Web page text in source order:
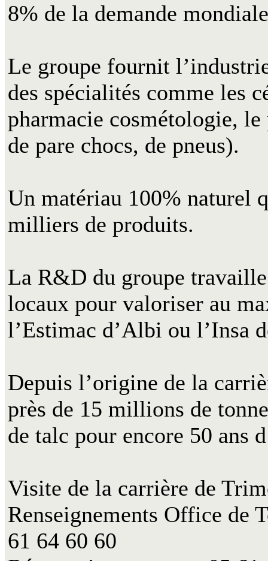
8% de la demande
Le groupe fournit
des spécialités comme les
pharmacie cosmétologie,
de pare chocs, de pneus).
Un matériau 100% naturel
milliers de produits.
La R&D du groupe
locaux pour valoriser au
l’Estimac d’Albi ou l’Insa
Depuis l’origine de la
près de 15 millions de
de talc pour encore 50 ans
Visite de la carrière de
Renseignements Office de
61 64 60 60